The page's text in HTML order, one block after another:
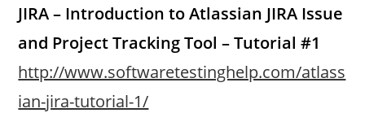
JIRA – Introduction to Atlassian JIRA Issue
and Project Tracking Tool – Tutorial #1
http://www.softwaretestinghelp.com/atlass
ian-jira-tutorial-1/